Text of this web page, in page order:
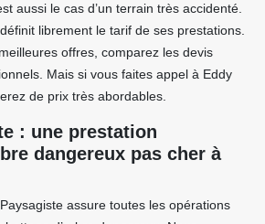
aussi le cas d’un terrain très accidenté.
librement le tarif de ses prestations.
offres, comparez les devis
Mais si vous faites appel à Eddy
de prix très abordables.
: une prestation
dangereux pas cher à
assure toutes les opérations